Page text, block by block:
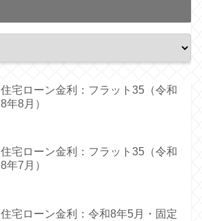
住宅ローン金利：フラット35（令和
8年8月）
住宅ローン金利：フラット35（令和
8年7月）
住宅ローン金利：令和8年5月・固定